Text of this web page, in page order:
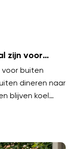
zijn voor
voor buiten
dineren naar
blijven koel